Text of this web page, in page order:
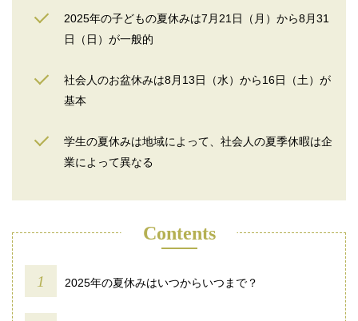
2025年の子どもの夏休みは7月21日（月）から8月31
日（日）が一般的
社会人のお盆休みは8月13日（水）から16日（土）が
基本
学生の夏休みは地域によって、社会人の夏季休暇は企
業によって異なる
Contents
2025年の夏休みはいつからいつまで？